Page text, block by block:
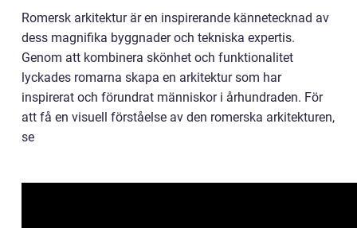
Romersk arkitektur är en inspirerande kännetecknad av
dess magnifika byggnader och tekniska expertis.
Genom att kombinera skönhet och funktionalitet
lyckades romarna skapa en arkitektur som har
inspirerat och förundrat människor i århundraden. För
att få en visuell förståelse av den romerska arkitekturen,
se